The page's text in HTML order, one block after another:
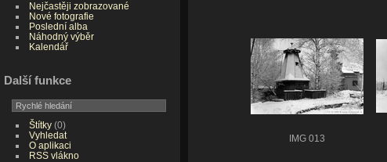
Nejčastěji zobrazované
Nové fotografie
Poslední alba
Náhodný výběr
Kalendář
Další funkce
Štítky(0)
Vyhledat
O aplikaci
RSS vlákno
IMG 013